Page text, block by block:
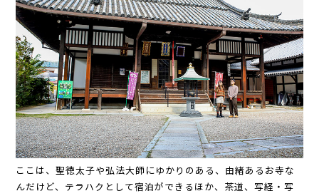
ここは、聖徳太子や弘法大師にゆかりのある、由緒あるお寺な
んだけど、テラハクとして宿泊ができるほか、茶道、写経・写